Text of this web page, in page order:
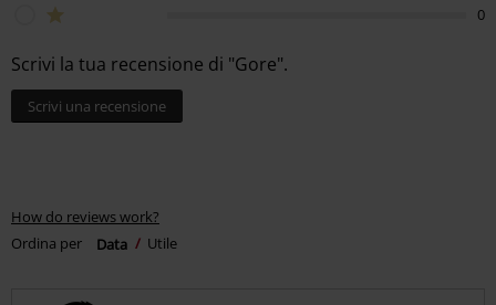
0
Scrivi la tua recensione di "Gore".
Scrivi una recensione
How do reviews work?
Ordina per
Data Utile